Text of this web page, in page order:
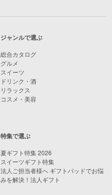
ジャンルで選ぶ
総合カタログ
グルメ
スイーツ
ドリンク・酒
リラックス
コスメ・美容
特集で選ぶ
夏ギフト特集 2026
スイーツギフト特集
法人ご担当者様へ ギフトパッドでお悩
みを解決！法人ギフト